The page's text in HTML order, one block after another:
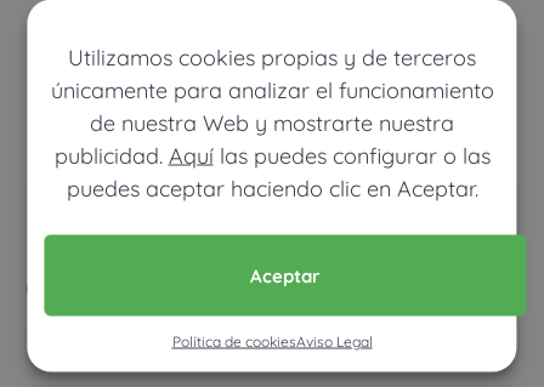
Utilizamos cookies propias y de terceros
únicamente para analizar el funcionamiento
de nuestra Web y mostrarte nuestra
publicidad. Aquílas puedes configurar o las
puedes aceptar haciendo clic en Aceptar.
Aceptar
Política de cookiesAviso Legal
Pon tus datos y descubre
cuánto dinero ahorrarías